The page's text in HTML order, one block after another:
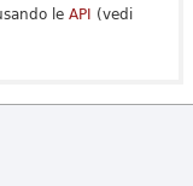
le API (vedi